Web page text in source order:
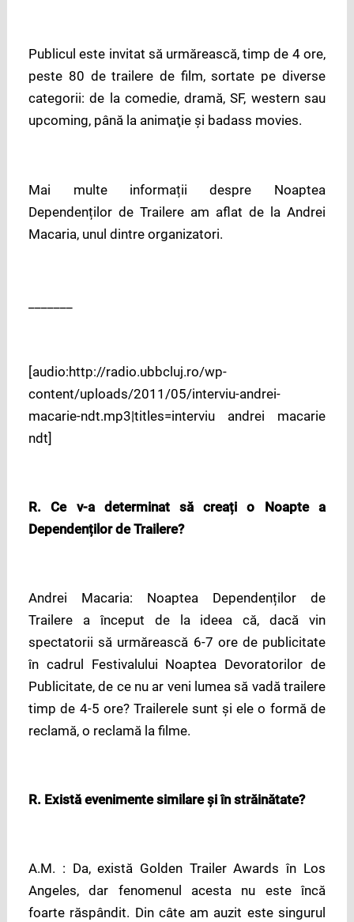
Publicul este invitat să urmărească, timp de 4 ore,
peste 80 de trailere de film, sortate pe diverse
categorii: de la comedie, dramă, SF, western sau
upcoming, până la animaţie şi badass movies.
Mai multe informații despre Noaptea
Dependenților de Trailere am aflat de la Andrei
Macaria, unul dintre organizatori.
[audio:http://radio.ubbcluj.ro/wp-
content/uploads/2011/05/interviu-andrei-
macarie-ndt.mp3|titles=interviu andrei macarie
ndt]
R. Ce v-a determinat să creați o Noapte a
Dependenților de Trailere?
Andrei Macaria: Noaptea Dependenților de
Trailere a început de la ideea că, dacă vin
spectatorii să urmărească 6-7 ore de publicitate
în cadrul Festivalului Noaptea Devoratorilor de
Publicitate, de ce nu ar veni lumea să vadă trailere
timp de 4-5 ore? Trailerele sunt și ele o formă de
reclamă, o reclamă la filme.
R. Există evenimente similare și în străinătate?
A.M. : Da, există Golden Trailer Awards în Los
Angeles, dar fenomenul acesta nu este încă
foarte răspândit. Din câte am auzit este singurul